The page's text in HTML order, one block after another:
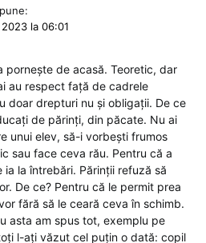
la 06:01
pornește de acasă. Teoretic, dar
au respect față de cadrele
doar drepturi nu și obligații. De ce
de părinți, din păcate. Nu ai
unui elev, să-i vorbești frumos
sau face ceva rău. Pentru că a
ia la întrebări. Părinții refuză să
De ce? Pentru că le permit prea
fără să le ceară ceva în schimb.
asta am spus tot, exemplu pe
l-ați văzut cel puțin o dată: copil